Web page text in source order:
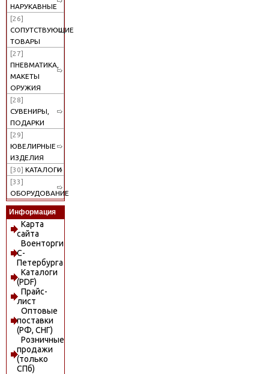
НАРУКАВНЫЕ
[26]
СОПУТСТВУЮЩИЕ
ТОВАРЫ
[27]
ПНЕВМАТИКА,
МАКЕТЫ
ОРУЖИЯ
[28]
СУВЕНИРЫ,
ПОДАРКИ
[29]
ЮВЕЛИРНЫЕ
ИЗДЕЛИЯ
[30] КАТАЛОГИ
[33]
ОБОРУДОВАНИЕ
Информация
Карта
сайта
Военторги
С-
Петербурга
Каталоги
(PDF)
Прайс-
лист
Оптовые
поставки
(РФ, СНГ)
Розничные
продажи
(только
СПб)